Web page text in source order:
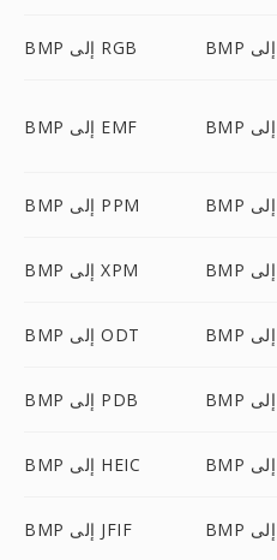
BMP إلى RGB
BMP إلى EMF
BMP إلى PPM
BMP إلى XPM
BMP إلى ODT
BMP إلى PDB
BMP إلى HEIC
BMP إلى JFIF